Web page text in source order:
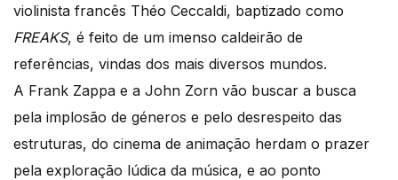
violinista francês Théo Ceccaldi, baptizado como
FREAKS, é feito de um imenso caldeirão de
referências, vindas dos mais diversos mundos.
A Frank Zappa e a John Zorn vão buscar a busca
pela implosão de géneros e pelo desrespeito das
estruturas, do cinema de animação herdam o prazer
pela exploração lúdica da música, e ao ponto